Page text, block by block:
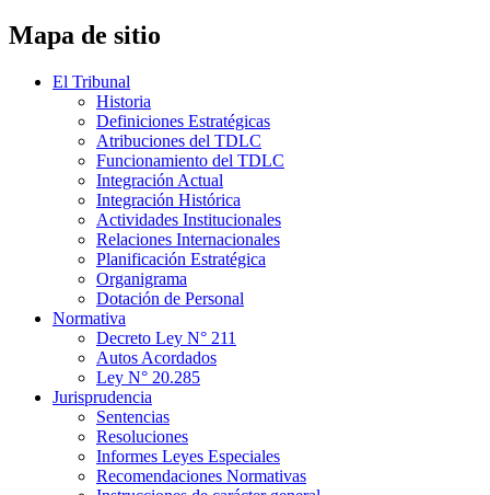
Mapa de sitio
El Tribunal
Historia
Definiciones Estratégicas
Atribuciones del TDLC
Funcionamiento del TDLC
Integración Actual
Integración Histórica
Actividades Institucionales
Relaciones Internacionales
Planificación Estratégica
Organigrama
Dotación de Personal
Normativa
Decreto Ley N° 211
Autos Acordados
Ley N° 20.285
Jurisprudencia
Sentencias
Resoluciones
Informes Leyes Especiales
Recomendaciones Normativas